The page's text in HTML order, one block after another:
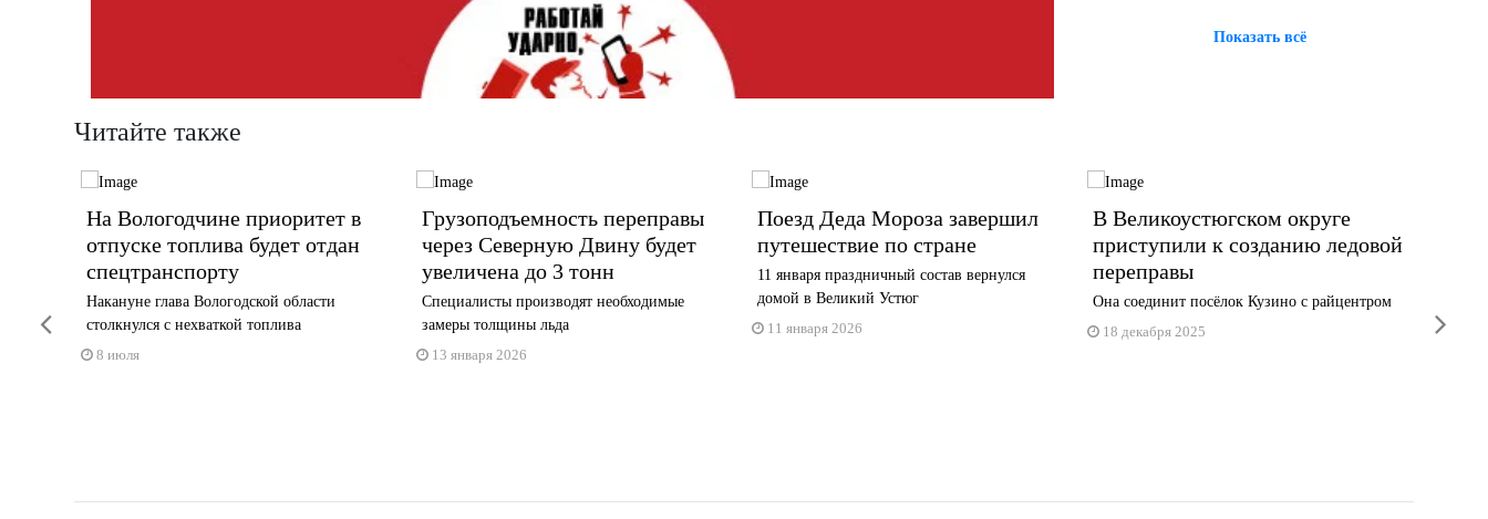
Показать всё
Читайте также
На Вологодчине приоритет в
отпуске топлива будет отдан
спецтранспорту
Накануне глава Вологодской области
столкнулся с нехваткой топлива
8 июля
Грузоподъемность переправы
через Северную Двину будет
увеличена до 3 тонн
Специалисты производят необходимые
замеры толщины льда
13 января 2026
Поезд Деда Мороза завершил
путешествие по стране
11 января праздничный состав вернулся
домой в Великий Устюг
11 января 2026
В Великоустюгском округе
приступили к созданию ледовой
переправы
Она соединит посёлок Кузино с райцентром
18 декабря 2025
17